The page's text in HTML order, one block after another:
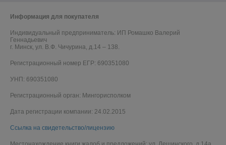
Информация для покупателя
Индивидуальный предприниматель: ИП Ромашко Валерий
Геннадьевич
г. Минск, ул. В.Ф. Чичурина, д.14 – 138.
Регистрационный номер ЕГР: 690351080
УНП: 690351080
Регистрационный орган: Мингорисполком
Дата регистрации компании: 24.02.2015
Ссылка на свидетельство/лицензию